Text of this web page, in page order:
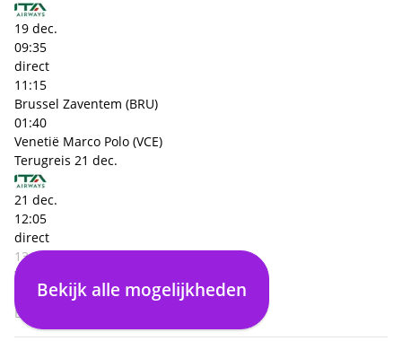
19 dec.
09:35
direct
11:15
Brussel Zaventem (BRU)
01:40
Venetië Marco Polo (VCE)
Terugreis 21 dec.
21 dec.
12:05
direct
13:45
Venetië Marco Polo (VCE)
01:40
Brussel Zaventem (BRU)
Bekijk alle mogelijkheden